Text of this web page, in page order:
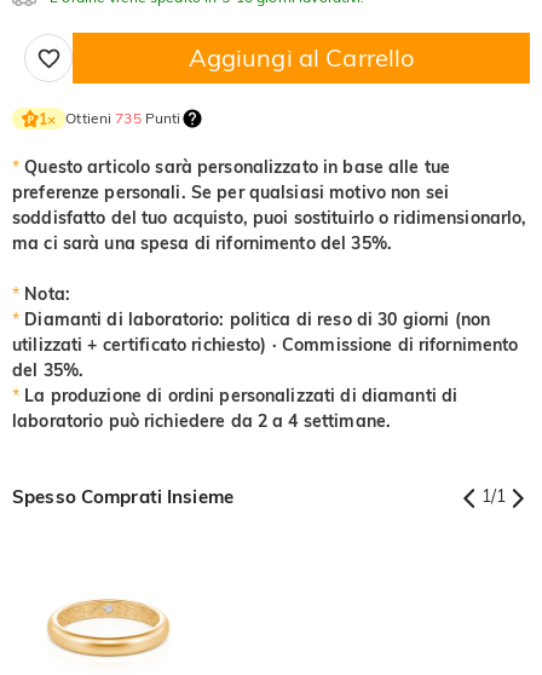
Nero fantasia
Giallo fantasia
Aggiungi al Carrello
1× Ottieni735Punti
* Questo articolo sarà personalizzato in base alle tue
preferenze personali. Se per qualsiasi motivo non sei
soddisfatto del tuo acquisto, puoi sostituirlo o ridimensionarlo,
ma ci sarà una spesa di rifornimento del 35%.
* Nota:
* Diamanti di laboratorio: politica di reso di 30 giorni (non
utilizzati + certificato richiesto) · Commissione di rifornimento
del 35%.
* La produzione di ordini personalizzati di diamanti di
laboratorio può richiedere da 2 a 4 settimane.
Spesso Comprati Insieme 1/1